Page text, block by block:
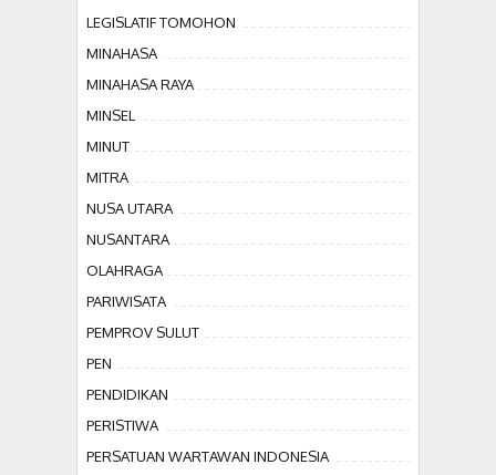
LEGISLATIF TOMOHON
MINAHASA
MINAHASA RAYA
MINSEL
MINUT
MITRA
NUSA UTARA
NUSANTARA
OLAHRAGA
PARIWISATA
PEMPROV SULUT
PEN
PENDIDIKAN
PERISTIWA
PERSATUAN WARTAWAN INDONESIA